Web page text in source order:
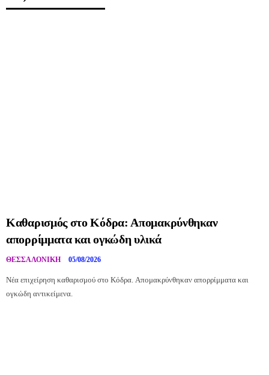
Καθαρισμός στο Κόδρα: Απομακρύνθηκαν
απορρίμματα και ογκώδη υλικά
ΘΕΣΣΑΛΟΝΊΚΗ 05/08/2026
Νέα επιχείρηση καθαρισμού στο Κόδρα. Απομακρύνθηκαν απορρίμματα και
ογκώδη αντικείμενα.